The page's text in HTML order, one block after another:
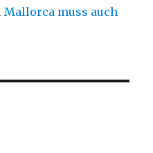
Mallorca muss auch